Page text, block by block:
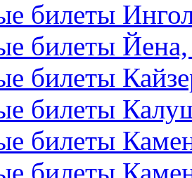
билеты
билеты
билеты
билеты
билеты
билеты